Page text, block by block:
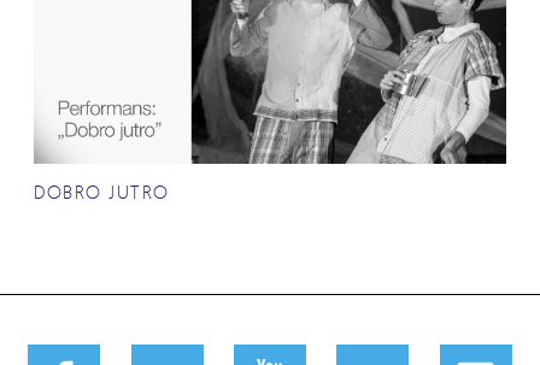
DOBRO JUTRO